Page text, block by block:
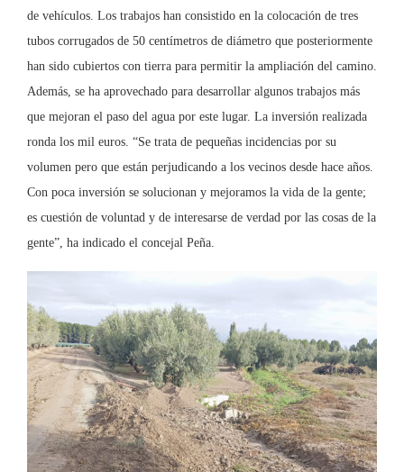
de vehículos. Los trabajos han consistido en la colocación de tres
tubos corrugados de 50 centímetros de diámetro que posteriormente
han sido cubiertos con tierra para permitir la ampliación del camino.
Además, se ha aprovechado para desarrollar algunos trabajos más
que mejoran el paso del agua por este lugar. La inversión realizada
ronda los mil euros. “Se trata de pequeñas incidencias por su
volumen pero que están perjudicando a los vecinos desde hace años.
Con poca inversión se solucionan y mejoramos la vida de la gente;
es cuestión de voluntad y de interesarse de verdad por las cosas de la
gente”, ha indicado el concejal Peña.